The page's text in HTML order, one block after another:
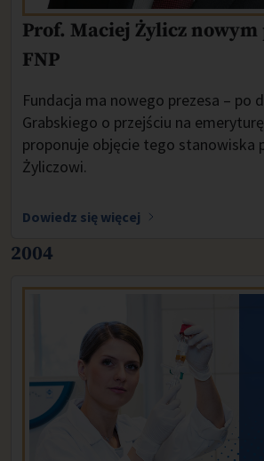
Prof. Maciej Żylicz nowym
FNP
Fundacja ma nowego prezesa – po
Grabskiego o przejściu na
proponuje objęcie tego stanowiska
Żyliczowi.
Dowiedz się więcej
2004